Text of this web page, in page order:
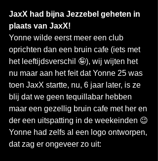
JaxX had bijna Jezzebel geheten in
plaats van JaxX!
Yonne wilde eerst meer een club
oprichten dan een bruin cafe (iets met
het leeftijdsverschil 🤪), wij wijten het
nu maar aan het feit dat Yonne 25 was
toen JaxX startte, nu, 6 jaar later, is ze
blij dat we geen tequillabar hebben
maar een gezellig bruin cafe met her en
der een uitspatting in de weekeinden 😉
Yonne had zelfs al een logo ontworpen,
dat zag er ongeveer zo uit: